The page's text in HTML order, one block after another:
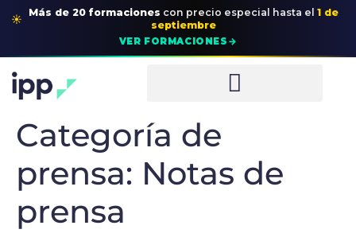
☀ Más de 20 formaciones con precio especial hasta el 1 de
septiembre
VER FORMACIONES →
Categoría de
prensa: Notas de
prensa